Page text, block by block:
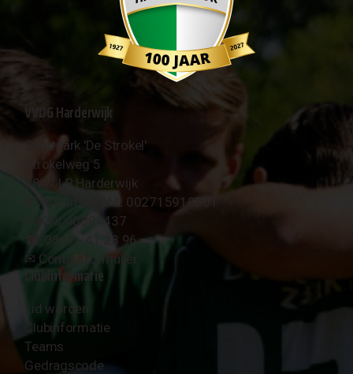
VVOG Harderwijk
Sportpark 'De Strokel'
Strokelweg 5
3847 LR Harderwijk
BTW Nummer NL 002715910B01
KvK Nr 40094437
☎︎ 0341 - 41 28 96
✉︎ Contactformulier
Clubinformatie
Lid worden
Clubinformatie
Teams
Gedragscode